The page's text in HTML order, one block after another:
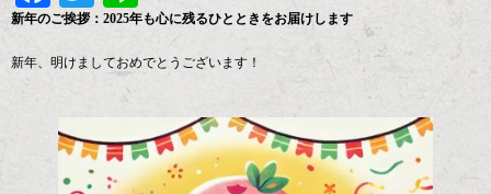
新年のご挨拶：2025年も心に残るひとときをお届けします
新年、明けましておめでとうございます！